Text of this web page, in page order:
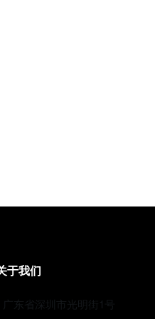
于我们
广东省深圳市光明街1号